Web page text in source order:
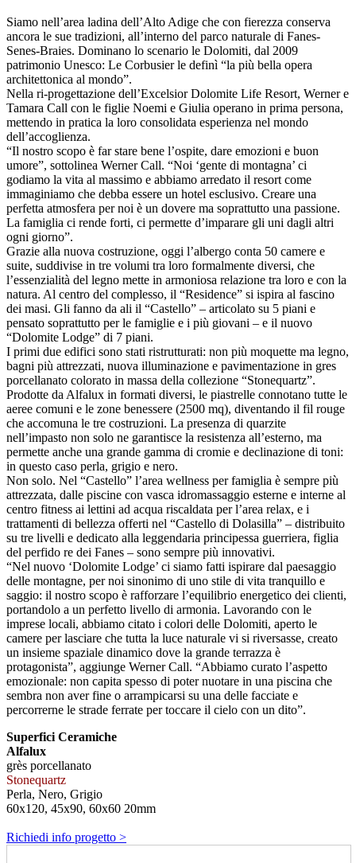
Siamo nell’area ladina dell’Alto Adige che con fierezza conserva
ancora le sue tradizioni, all’interno del parco naturale di Fanes-
Senes-Braies. Dominano lo scenario le Dolomiti, dal 2009
patrimonio Unesco: Le Corbusier le definì “la più bella opera
architettonica al mondo”.
Nella ri-progettazione dell’Excelsior Dolomite Life Resort, Werner e
Tamara Call con le figlie Noemi e Giulia operano in prima persona,
mettendo in pratica la loro consolidata esperienza nel mondo
dell’accoglienza.
“Il nostro scopo è far stare bene l’ospite, dare emozioni e buon
umore”, sottolinea Werner Call. “Noi ‘gente di montagna’ ci
godiamo la vita al massimo e abbiamo arredato il resort come
immaginiamo che debba essere un hotel esclusivo. Creare una
perfetta atmosfera per noi è un dovere ma soprattutto una passione.
La famiglia ci rende forti, ci permette d’imparare gli uni dagli altri
ogni giorno”.
Grazie alla nuova costruzione, oggi l’albergo conta 50 camere e
suite, suddivise in tre volumi tra loro formalmente diversi, che
l’essenzialità del legno mette in armoniosa relazione tra loro e con la
natura. Al centro del complesso, il “Residence” si ispira al fascino
dei masi. Gli fanno da ali il “Castello” – articolato su 5 piani e
pensato soprattutto per le famiglie e i più giovani – e il nuovo
“Dolomite Lodge” di 7 piani.
I primi due edifici sono stati ristrutturati: non più moquette ma legno,
bagni più attrezzati, nuova illuminazione e pavimentazione in gres
porcellanato colorato in massa della collezione “Stonequartz”.
Prodotte da Alfalux in formati diversi, le piastrelle connotano tutte le
aeree comuni e le zone benessere (2500 mq), diventando il fil rouge
che accomuna le tre costruzioni. La presenza di quarzite
nell’impasto non solo ne garantisce la resistenza all’esterno, ma
permette anche una grande gamma di cromie e declinazione di toni:
in questo caso perla, grigio e nero.
Non solo. Nel “Castello” l’area wellness per famiglia è sempre più
attrezzata, dalle piscine con vasca idromassaggio esterne e interne al
centro fitness ai lettini ad acqua riscaldata per l’area relax, e i
trattamenti di bellezza offerti nel “Castello di Dolasilla” – distribuito
su tre livelli e dedicato alla leggendaria principessa guerriera, figlia
del perfido re dei Fanes – sono sempre più innovativi.
“Nel nuovo ‘Dolomite Lodge’ ci siamo fatti ispirare dal paesaggio
delle montagne, per noi sinonimo di uno stile di vita tranquillo e
saggio: il nostro scopo è rafforzare l’equilibrio energetico dei clienti,
portandolo a un perfetto livello di armonia. Lavorando con le
imprese locali, abbiamo citato i colori delle Dolomiti, aperto le
camere per lasciare che tutta la luce naturale vi si riversasse, creato
un insieme spaziale dinamico dove la grande terrazza è
protagonista”, aggiunge Werner Call. “Abbiamo curato l’aspetto
emozionale: non capita spesso di poter nuotare in una piscina che
sembra non aver fine o arrampicarsi su una delle facciate e
percorrerne le strade ferrate per toccare il cielo con un dito”.
Superfici Ceramiche
Alfalux
grès porcellanato
Stonequartz
Perla, Nero, Grigio
60x120, 45x90, 60x60 20mm
Richiedi info progetto >